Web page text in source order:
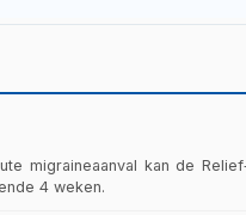
fysiotherapie
migraineaanval kan de
4 weken.